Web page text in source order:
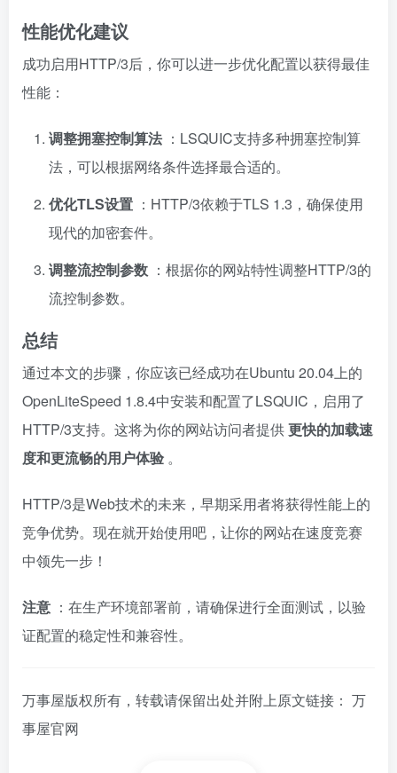
性能优化建议
成功启用HTTP/3后，你可以进一步优化配置以获得最佳
性能：
调整拥塞控制算法 ：LSQUIC支持多种拥塞控制算
法，可以根据网络条件选择最合适的。
优化TLS设置 ：HTTP/3依赖于TLS 1.3，确保使用
现代的加密套件。
调整流控制参数 ：根据你的网站特性调整HTTP/3的
流控制参数。
总结
通过本文的步骤，你应该已经成功在Ubuntu 20.04上的
OpenLiteSpeed 1.8.4中安装和配置了LSQUIC，启用了
HTTP/3支持。这将为你的网站访问者提供更快的加载速
度和更流畅的用户体验 。
HTTP/3是Web技术的未来，早期采用者将获得性能上的
竞争优势。现在就开始使用吧，让你的网站在速度竞赛
中领先一步！
注意 ：在生产环境部署前，请确保进行全面测试，以验
证配置的稳定性和兼容性。
万事屋版权所有，转载请保留出处并附上原文链接： 万
事屋官网